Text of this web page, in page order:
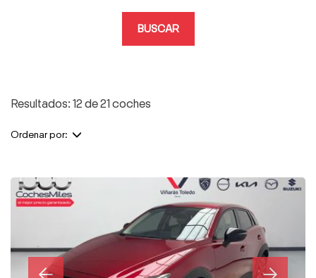
BUSCAR
Resultados: 12 de 21 coches
Ordenar por: